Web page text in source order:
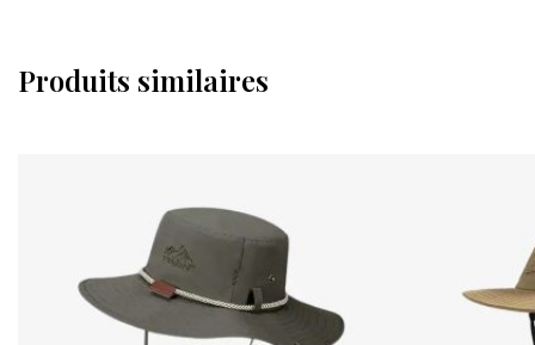
Produits similaires